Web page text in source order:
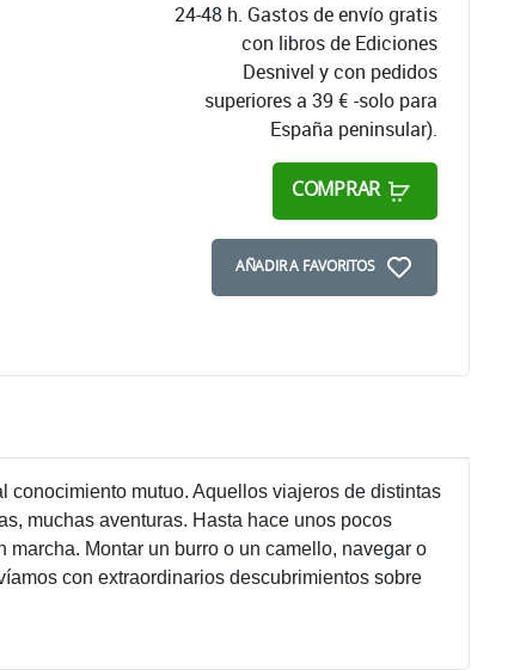
24-48 h. Gastos de envío gratis
con libros de Ediciones
Desnivel y con pedidos
superiores a 39 € -solo para
España peninsular).
COMPRAR
AÑADIR A FAVORITOS
conocimiento mutuo. Aquellos viajeros de distintas
muchas aventuras. Hasta hace unos pocos
Montar un burro o un camello, navegar o
con extraordinarios descubrimientos sobre